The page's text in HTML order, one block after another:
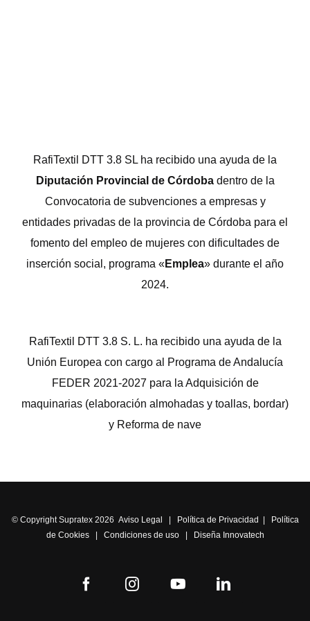
RafiTextil DTT 3.8 SL ha recibido una ayuda de la
Diputación Provincial de Córdobadentro de la
Convocatoria de subvenciones a empresas y
entidades privadas de la provincia de Córdoba para el
fomento del empleo de mujeres con dificultades de
inserción social, programa «Emplea» durante el año
2024.
RafiTextil DTT 3.8 S. L. ha recibido una ayuda de la
Unión Europea con cargo al Programa de Andalucía
FEDER 2021-2027 para la Adquisición de
maquinarias (elaboración almohadas y toallas, bordar)
y Reforma de nave
© Copyright Supratex 2026 Aviso Legal | Política de Privacidad |
Política
de Cookies| Condiciones de uso| Diseña Innovatech